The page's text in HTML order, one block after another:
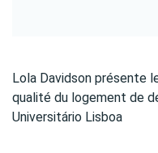
Lola Davidson présente
qualité du logement de
Universitário Lisboa